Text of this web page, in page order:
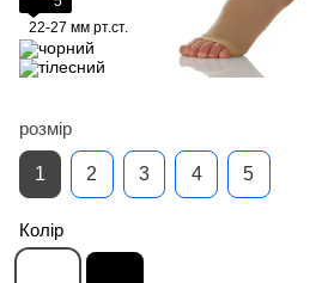
22-27 мм рт.ст.
розмір
1 2 3 4 5
Колір